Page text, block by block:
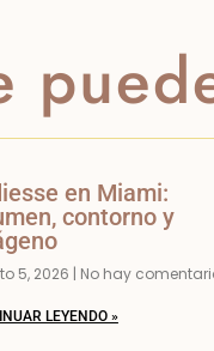
en Miami:
contorno y
5, 2026 No hay
LEYENDO »